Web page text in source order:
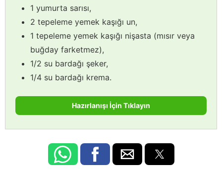
1 yumurta sarısı,
2 tepeleme yemek kaşığı un,
1 tepeleme yemek kaşığı nişasta (mısır veya
buğday farketmez),
1/2 su bardağı şeker,
1/4 su bardağı krema.
Hazırlanışı İçin Tıklayın